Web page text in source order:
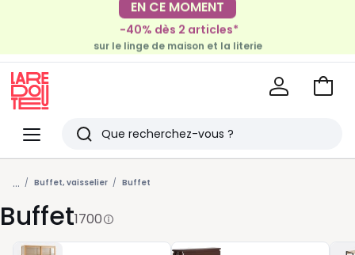
EN CE MOMENT
-30€ tous les 100€*
sur le meuble & la déco
-40% dès 2 articles*
sur le linge de maison et la literie
Menu
Redoute
Rechercher
Derniers
articles
vus
Voir
... Buffet, vaisselier Buffet
Buffet1700